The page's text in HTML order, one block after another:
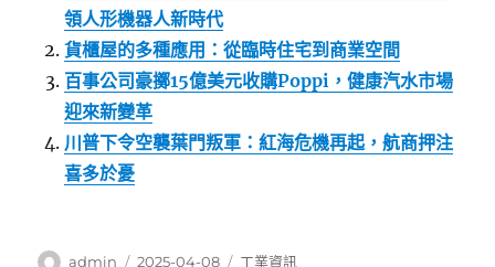
領人形機器人新時代
貨櫃屋的多種應用：從臨時住宅到商業空間
百事公司豪擲15億美元收購Poppi，健康汽水市場
迎來新變革
川普下令空襲葉門叛軍：紅海危機再起，航商押注
喜多於憂
作
admin
發
2025-04-08
分
工業資訊